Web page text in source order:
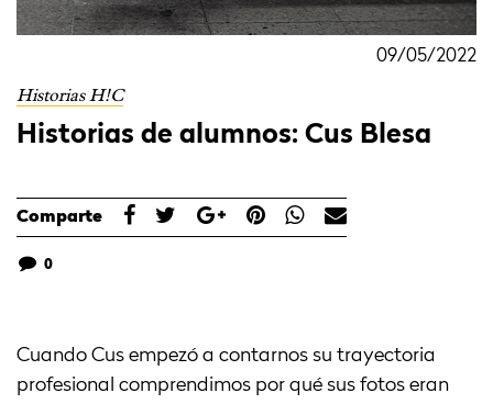
09/05/2022
Historias H!C
Historias de alumnos: Cus Blesa
Comparte
0
Cuando Cus empezó a contarnos su trayectoria
profesional comprendimos por qué sus fotos eran